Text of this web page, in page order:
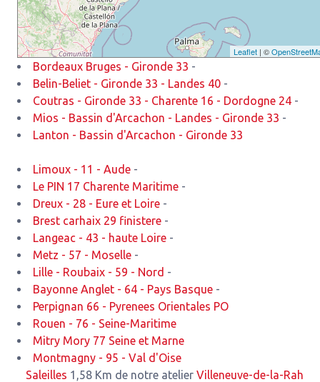
Leaflet | ©
Bordeaux Bruges - Gironde 33 -
Belin-Beliet - Gironde 33 - Landes 40 -
Coutras - Gironde 33 - Charente 16 - Dordogne 24 -
Mios - Bassin d'Arcachon - Landes - Gironde 33 -
Lanton - Bassin d'Arcachon - Gironde 33
Limoux - 11 - Aude -
Le PIN 17 Charente Maritime -
Dreux - 28 - Eure et Loire -
Brest carhaix 29 finistere -
Langeac - 43 - haute Loire -
Metz - 57 - Moselle -
Lille - Roubaix - 59 - Nord -
Bayonne Anglet - 64 - Pays Basque -
Perpignan 66 - Pyrenees Orientales PO
Rouen - 76 - Seine-Maritime
Mitry Mory 77 Seine et Marne
Montmagny - 95 - Val d'Oise
Saleilles1,58 Km de notre atelierVilleneuve-de-la-Raho2,52